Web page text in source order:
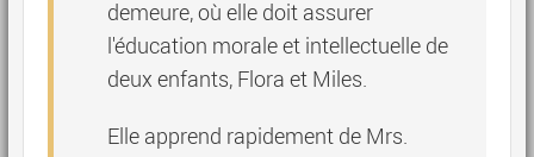
demeure, où elle doit assurer
l'éducation morale et intellectuelle de
deux enfants, Flora et Miles.
Elle apprend rapidement de Mrs.